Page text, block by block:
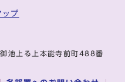
ップ
池上る上本能寺前町488番